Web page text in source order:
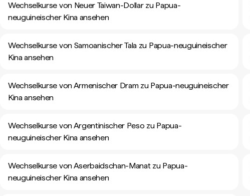
Wechselkurse von Neuer Taiwan-Dollar zu Papua-
neuguineischer Kina ansehen
Wechselkurse von Samoanischer Tala zu Papua-neuguineischer
Kina ansehen
Wechselkurse von Armenischer Dram zu Papua-neuguineischer
Kina ansehen
Wechselkurse von Argentinischer Peso zu Papua-
neuguineischer Kina ansehen
Wechselkurse von Aserbaidschan-Manat zu Papua-
neuguineischer Kina ansehen